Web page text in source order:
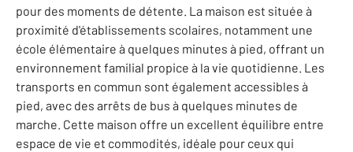
pour des moments de détente. La maison est située à
proximité d'établissements scolaires, notamment une
école élémentaire à quelques minutes à pied, offrant un
environnement familial propice à la vie quotidienne. Les
transports en commun sont également accessibles à
pied, avec des arrêts de bus à quelques minutes de
marche. Cette maison offre un excellent équilibre entre
espace de vie et commodités, idéale pour ceux qui